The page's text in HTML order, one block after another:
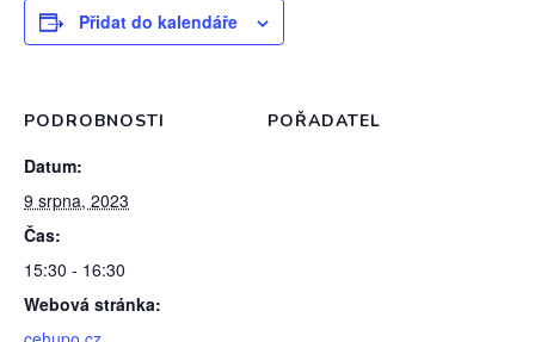
Přidat do kalendáře
PODROBNOSTI
Datum:
9 srpna, 2023
Čas:
15:30 - 16:30
Webová stránka:
POŘADATEL